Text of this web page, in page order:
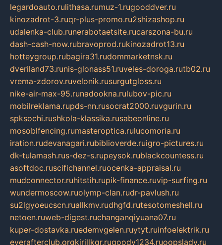
legardoauto.rulithasa.rumuz-1.rugooddver.ru
kinozadrot-3.ruqr-plus-promo.ru2shizashop.ru
udalenka-club.runerabotaetsite.rucarszona-bu.ru
dash-cash-now.rubravoprod.rukinozadrot13.ru
hotteygroup.rubagira31.rudommarketnsk.ru
dveriland73.runis-glonass51.ruveles-doroga.rutb02.ru
vrema-zdorov.ruvelonik.rusurgutgloss.ru
nike-air-max-95.runadookna.rulubov-pic.ru
mobilreklama.rupds-nn.rusocrat2000.ruvgurin.ru
spksochi.rushkola-klassika.rusabeonline.ru
mosoblfencing.rumasteroptica.rulucomoria.ru
iration.rudevanagari.rubiblioverde.ruigro-pictures.ru
dk-tulamash.rus-dez-s.rupeysok.rublackcountess.ru
asoftdoc.ruscifichannel.ruocenka-appraisal.ru
mudconnector.ruhitstih.rupik-finance.ruvip-surfing.ru
wundermoscow.ruolymp-clan.rudr-pavlush.ru
su2lgyoeucscn.ruallkmv.rudhgfd.rutesotomeshell.ru
netoen.ruweb-digest.ruchanganqiyuana07.ru
kuper-dostavka.ruedemvgelen.ruytyt.ruinfoelektrik.ru
everafterclub.orgkirillkgr.rugoodv1234.ruoopslady.ru